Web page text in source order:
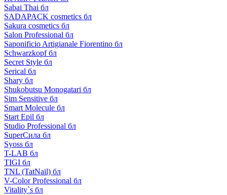
Sabai Thai бл
SADAPACK cosmetics бл
Sakura cosmetics бл
Salon Professional бл
Saponificio Artigianale Fiorentino бл
Schwarzkopf бл
Secret Style бл
Serical бл
Shary бл
Shukobutsu Monogatari бл
Sim Sensitive бл
Smart Molecule бл
Start Epil бл
Studio Professional бл
SuperСила бл
Syoss бл
T-LAB бл
TIGI бл
TNL (TatNail) бл
V-Color Professional бл
Vitality`s бл